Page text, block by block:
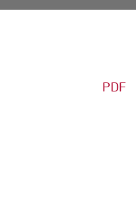
PDF